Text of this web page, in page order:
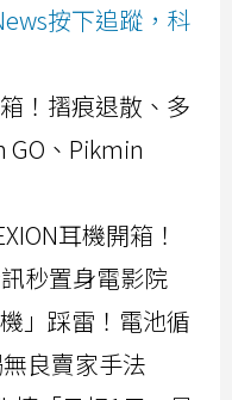
按下追蹤，科
！摺痕退散、多
GO、Pikmin
耳機開箱！
秒置身電影院
」踩雷！電池循
良賣家手法